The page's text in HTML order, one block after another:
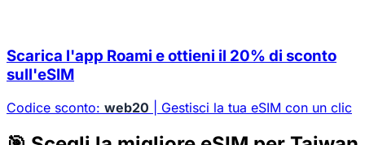
Scarica l'app Roami e ottieni il 20% di sconto
sull'eSIM
Codice sconto: web20 | Gestisci la tua eSIM con un clic